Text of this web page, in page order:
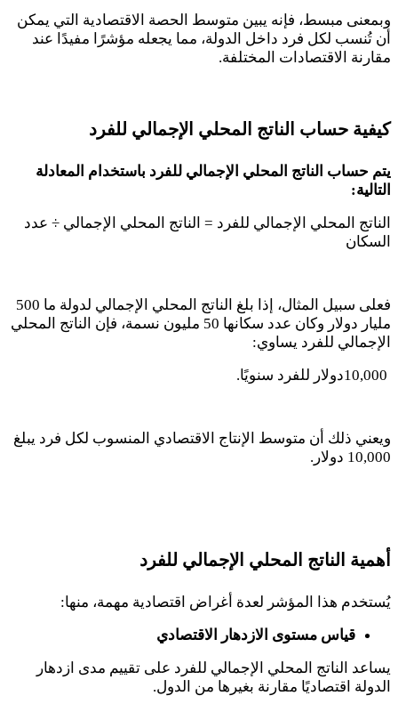
وبمعنى مبسط، فإنه يبين متوسط الحصة الاقتصادية التي يمكن
أن تُنسب لكل فرد داخل الدولة، مما يجعله مؤشرًا مفيدًا عند
مقارنة الاقتصادات المختلفة.
كيفية حساب الناتج المحلي الإجمالي للفرد
يتم حساب الناتج المحلي الإجمالي للفرد باستخدام المعادلة
التالية:
الناتج المحلي الإجمالي للفرد = الناتج المحلي الإجمالي ÷ عدد
السكان
فعلى سبيل المثال، إذا بلغ الناتج المحلي الإجمالي لدولة ما 500
مليار دولار وكان عدد سكانها 50 مليون نسمة، فإن الناتج المحلي
الإجمالي للفرد يساوي:
10,000دولار للفرد سنويًا.
ويعني ذلك أن متوسط الإنتاج الاقتصادي المنسوب لكل فرد يبلغ
10,000 دولار
.
أهمية الناتج المحلي الإجمالي للفرد
يُستخدم هذا المؤشر لعدة أغراض اقتصادية مهمة، منها:
قياس مستوى الازدهار الاقتصادي
يساعد الناتج المحلي الإجمالي للفرد على تقييم مدى ازدهار
الدولة اقتصاديًا مقارنة بغيرها من الدول.